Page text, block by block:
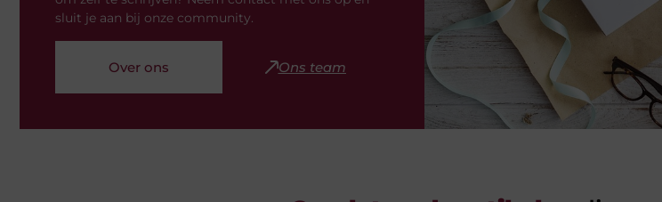
sluit je aan bij onze community.
Over ons Ons team